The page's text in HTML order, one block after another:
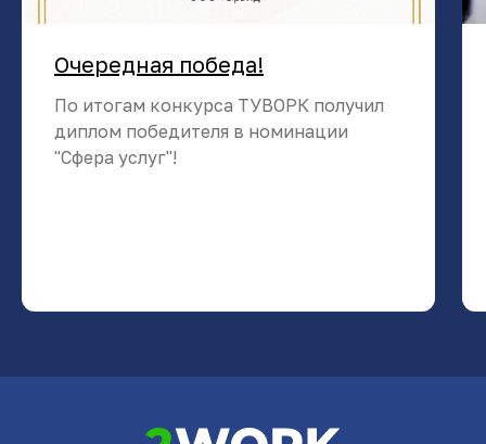
Очередная победа!
По итогам конкурса ТУВОРК получил
диплом победителя в номинации
"Сфера услуг"!